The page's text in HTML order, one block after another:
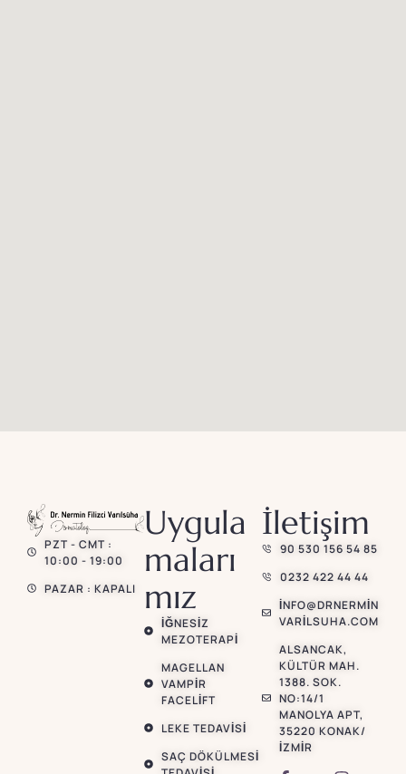
PZT - CMT :
10:00 - 19:00
PAZAR : KAPALI
Uygula
maları
mız
İĞNESIZ
MEZOTERAPI
MAGELLAN
VAMPIR
FACELIFT
LEKE TEDAVISI
SAÇ DÖKÜLMESI
İletişim
90 530 156 54 85
0232 422 44 44
INFO@DRNERMIN
VARILSUHA.COM
ALSANCAK,
KÜLTÜR MAH.
1388. SOK.
NO:14/1
MANOLYA APT,
35220 KONAK/
İZMIR